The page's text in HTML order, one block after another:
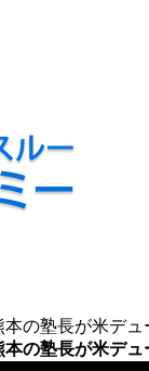
本の塾長が米デ
本の塾長が米デ